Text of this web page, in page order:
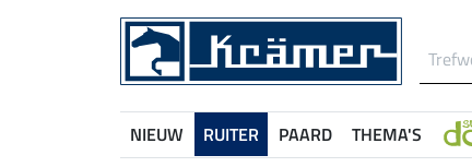
NIEUW RUITER PAARD THEMA'S